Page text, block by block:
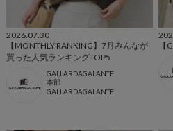
2026.07.30
【MONTHLY RANKING】7月みんなが
買った人気ランキングTOP5
GALLARDAGALANTE
本部
GALLARDAGALANTE